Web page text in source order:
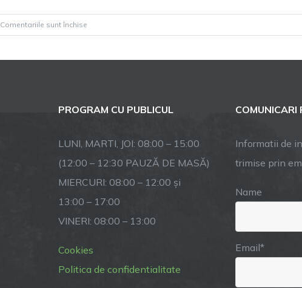
Comentariile sunt închise
Atelier
comunei
privind
energetică
a
locuinței
PROGRAM CU PUBLICUL
LUNI, MARTI, JOI: 08:00 – 15:00
(12:00 – 12:30 PAUZĂ DE MASĂ)
MIERCURI: 08:00 – 12:00 și
13:00 – 17:00
VINERI: 08:00 – 13:00
Cookies
Politica de confidentialitate
COMUNICARI
Informatii de
trimise prin
Name
Email*